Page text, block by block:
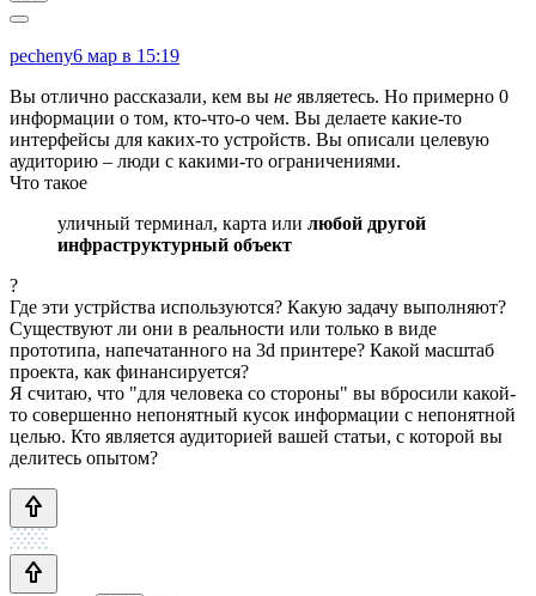
pecheny6 мар в 15:19
Вы отлично рассказали, кем вы не являетесь. Но примерно 0
информации о том, кто-что-о чем. Вы делаете какие-то
интерфейсы для каких-то устройств. Вы описали целевую
аудиторию – люди с какими-то ограничениями.
Что такое
уличный терминал, карта или любой другой
инфраструктурный объект
?
Где эти устрйства используются? Какую задачу выполняют?
Существуют ли они в реальности или только в виде
прототипа, напечатанного на 3d принтере? Какой масштаб
проекта, как финансируется?
Я считаю, что "для человека со стороны" вы вбросили какой-
то совершенно непонятный кусок информации с непонятной
целью. Кто является аудиторией вашей статьи, с которой вы
делитесь опытом?